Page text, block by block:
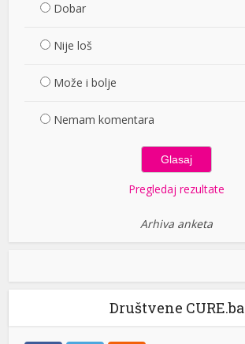
Dobar
Nije loš
Može i bolje
Nemam komentara
Pregledaj rezultate
Arhiva anketa
Društvene CURE.ba